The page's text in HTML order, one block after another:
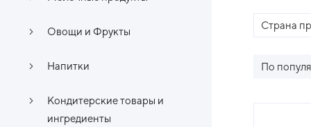
Страна
По
Овощи и Фрукты
Напитки
Кондитерские товары и
ингредиенты